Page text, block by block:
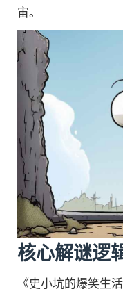
宙。
核心解谜逻
《史小坑的爆笑生